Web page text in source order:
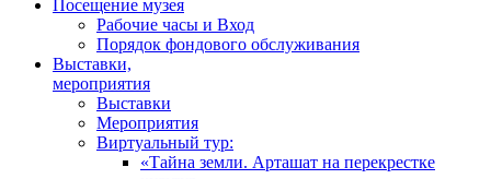
Посещение музея
Рабочие часы и Вход
Порядок фондового обслуживания
Выставки,
мероприятия
Выставки
Мероприятия
Виртуальный тур:
«Тайна земли. Арташат на перекрестке